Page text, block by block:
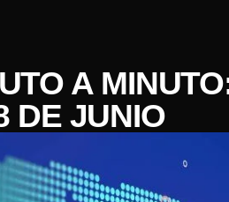
A
DE JUNIO